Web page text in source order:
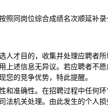
同岗位综合成绩名次顺延补
才目的，收集并处理应聘者
述信息无异议。若应聘者不
您的竞争优势，特此提醒。
准确性。在招聘过程中任何
机关处理。由此发生的个人损